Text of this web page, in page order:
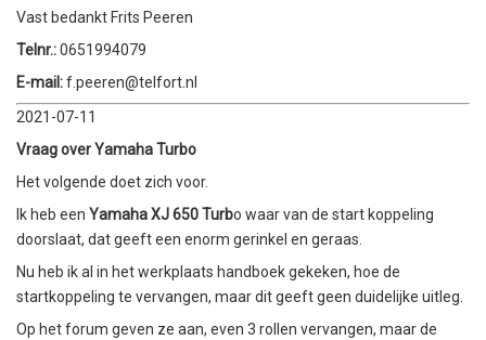
Vast bedankt Frits Peeren
Telnr.:0651994079
E-mail:f.peeren@telfort.nl
2021-07-11
Vraag over Yamaha Turbo
Het volgende doet zich voor.
Ik heb een Yamaha XJ 650 Turbo waar van de start koppeling
doorslaat, dat geeft een enorm gerinkel en geraas.
Nu heb ik al in het werkplaats handboek gekeken, hoe de
startkoppeling te vervangen, maar dit geeft geen duidelijke uitleg.
Op het forum geven ze aan, even 3 rollen vervangen, maar de